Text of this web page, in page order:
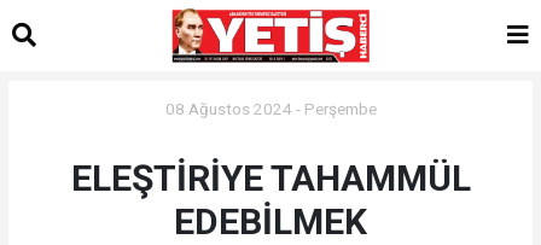
08 Ağustos 2024 - Perşembe
ELEŞTİRİYE TAHAMMÜL
EDEBİLMEK